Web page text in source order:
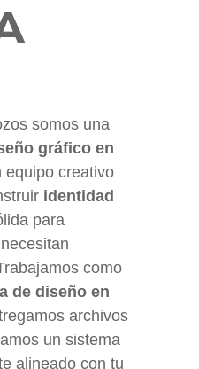
somos una
gráfico en
equipo creativo
identidad
para
como
de diseño en
archivos
un sistema
alineado con tu